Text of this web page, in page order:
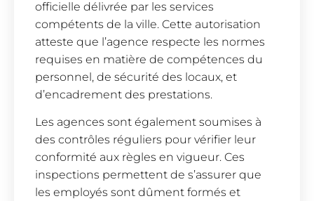
officielle délivrée par les services
compétents de la ville. Cette autorisation
atteste que l’agence respecte les normes
requises en matière de compétences du
personnel, de sécurité des locaux, et
d’encadrement des prestations.
Les agences sont également soumises à
des contrôles réguliers pour vérifier leur
conformité aux règles en vigueur. Ces
inspections permettent de s’assurer que
les employés sont dûment formés et